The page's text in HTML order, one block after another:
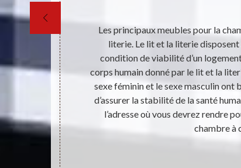
repose ou
literie est
produits
Les principaux meubles pour la
literie. Le lit et la literie
condition de viabilité d’un
corps humain donné par le lit et la
sexe féminin et le sexe masculin ont
d’assurer la stabilité de la santé
l’adresse où vous devrez rendre
chambre à